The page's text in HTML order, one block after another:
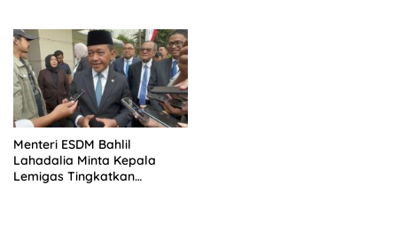
Menteri ESDM Bahlil
Lahadalia Minta Kepala
Lemigas Tingkatkan